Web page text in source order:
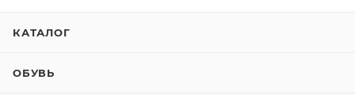
КАТАЛОГ
ОБУВЬ